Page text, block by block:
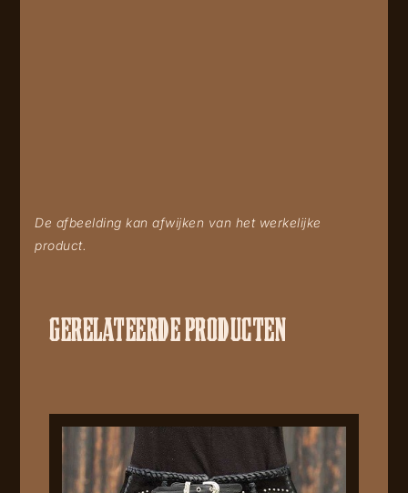
De afbeelding kan afwijken van het werkelijke
product.
GERELATEERDE PRODUCTEN